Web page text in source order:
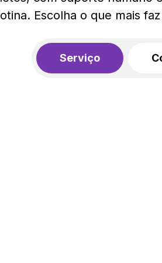
Escolha o que mais
Serviço